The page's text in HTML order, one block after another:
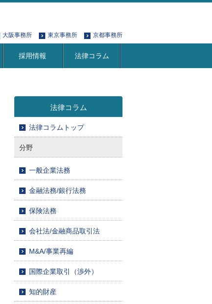
大阪事務所 東京事務所 京都事務所
採用情報 法律コラム
法律コラム
法律コラムトップ
分野
一般企業法務
金融法務/銀行法務
保険法務
会社法/金融商品取引法
M&A/事業再編
国際企業取引（渉外）
知的財産